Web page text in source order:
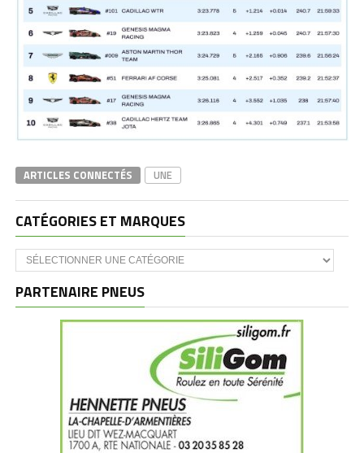
ARTICLES CONNECTÉS UNE
CATÉGORIES ET MARQUES
Catégories
et
PARTENAIRE PNEUS